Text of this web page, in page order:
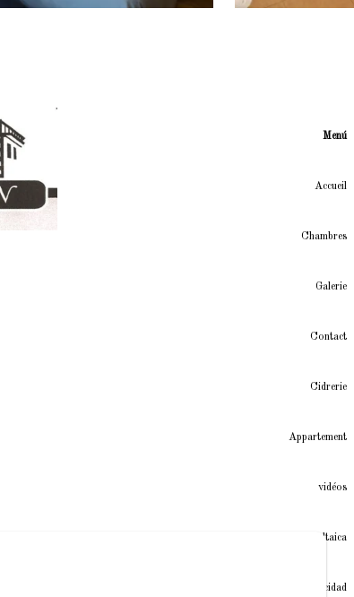
Menú
Accueil
Chambres
Galerie
Contact
Cidrerie
Appartement
vidéos
Instalación fotovoltaica
Política de privacidad